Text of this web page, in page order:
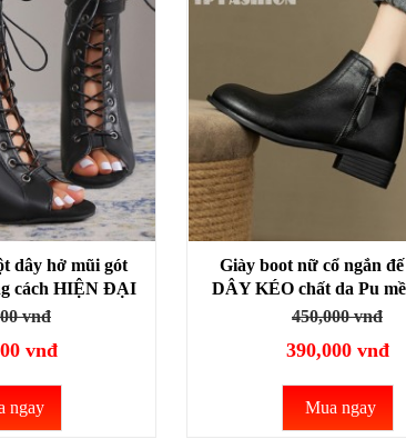
dây hở mũi gót
cách HIỆN ĐẠI
vnđ
vnđ
ngay
Giày boot nữ cổ ngắn
DÂY KÉO chất da Pu
mái đi bộ GBN17
450,000 vnđ
390,000 vnđ
Mua ngay